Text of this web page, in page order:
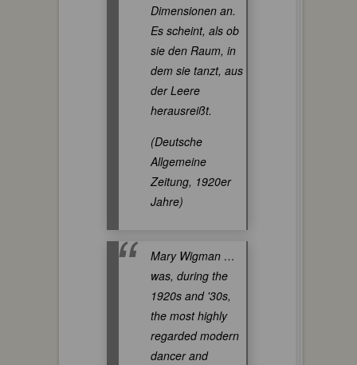
Dimensionen an.
Es scheint, als ob
sie den Raum, in
dem sie tanzt, aus
der Leere
herausreißt.
(Deutsche
Allgemeine
Zeitung, 1920er
Jahre)
Mary Wigman …
was, during the
1920s and '30s,
the most highly
regarded modern
dancer and